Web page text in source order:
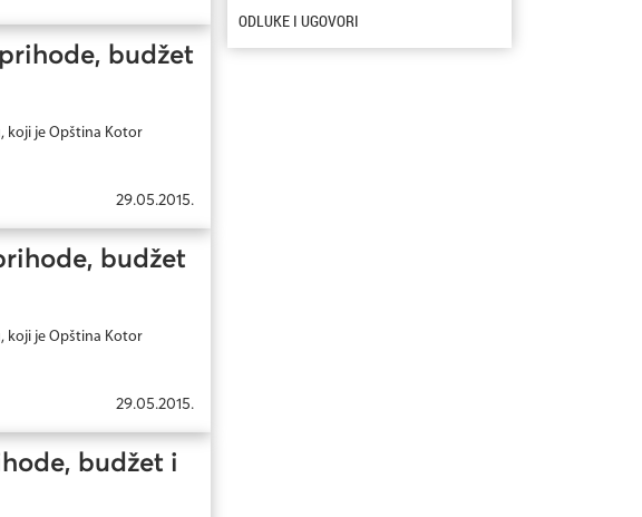
budžet
koji je Opština Kotor
29.05.2015.
budžet
koji je Opština Kotor
29.05.2015.
budžet i
ODLUKE I UGOVORI